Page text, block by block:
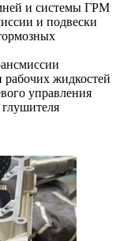
и системы ГРМ
и подвески
рабочих жидкостей
управления